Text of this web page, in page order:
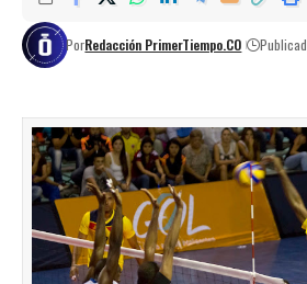
PorRedacción PrimerTiempo.CO